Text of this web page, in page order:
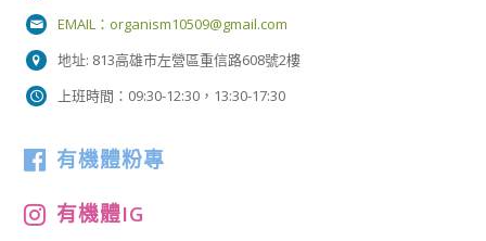
EMAIL： organism10509@gmail.com
地址: 813高雄市左營區重信路608號2樓
上班時間：09:30-12:30，13:30-17:30
有機體粉專
有機體IG